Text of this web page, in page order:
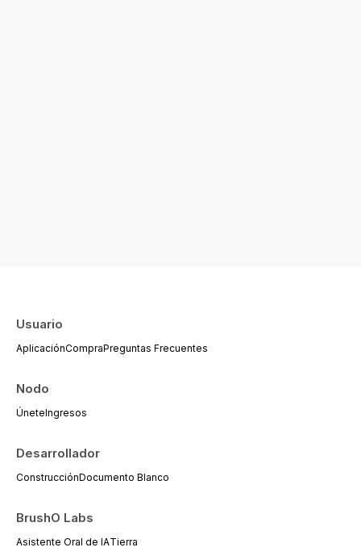
Usuario
AplicaciónCompraPreguntas Frecuentes
Nodo
ÚneteIngresos
Desarrollador
ConstrucciónDocumento Blanco
BrushO Labs
Asistente Oral de IATierra